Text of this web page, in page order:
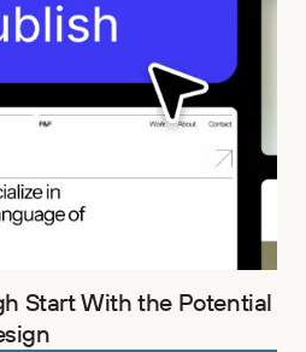
Start With the Potential